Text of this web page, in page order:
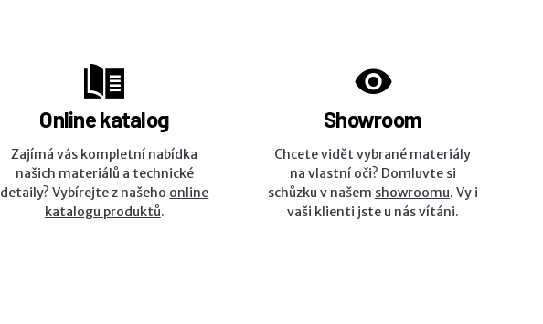
Online katalog
Zajímá vás kompletní nabídka
našich materiálů a technické
detaily? Vybírejte z našeho online
katalogu produktů.
Showroom
Chcete vidět vybrané materiály
na vlastní oči? Domluvte si
schůzku v našem showroomu. Vy i
vaši klienti jste u nás vítáni.